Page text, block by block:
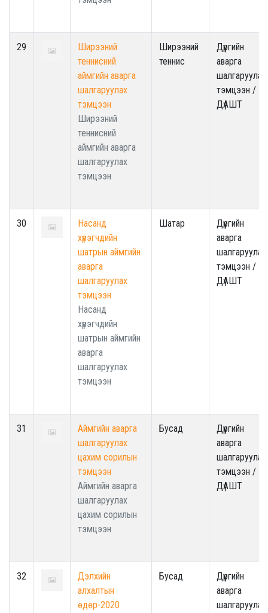
29
Ширээний
теннисний
аймгийн аварга
шалгаруулах
тэмцээн
Ширээний
теннисний
аймгийн аварга
шалгаруулах
тэмцээн
Ширээний
теннис
Дүүргийн
аварга
шалгаруулах
тэмцээн /
ДүАШТ
30
Насанд
хүрэгчдийн
шатрын аймгийн
аварга
шалгаруулах
тэмцээн
Насанд
хүрэгчдийн
шатрын аймгийн
аварга
шалгаруулах
тэмцээн
Шатар
Дүүргийн
аварга
шалгаруулах
тэмцээн /
ДүАШТ
31
Аймгийн аварга
шалгаруулах
цахим сорилын
тэмцээн
Аймгийн аварга
шалгаруулах
цахим сорилын
тэмцээн
Бусад
Дүүргийн
аварга
шалгаруулах
тэмцээн /
ДүАШТ
32
Дэлхийн
алхалтын
өдөр-2020
Бусад
Дүүргийн
аварга
шалгаруулах